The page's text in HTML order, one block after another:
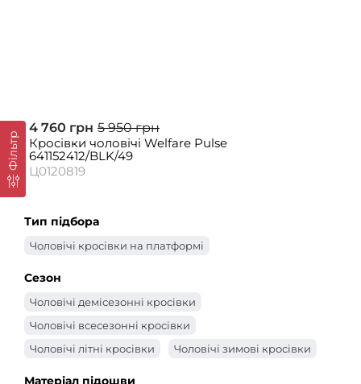
Фільтр
4 760 грн 5 950 грн
Кросівки чоловічі Welfare Pulse
641152412/BLK/49
Ц0120819
Тип підбора
Чоловічі кросівки на платформі
Сезон
Чоловічі демісезонні кросівки
Чоловічі всесезонні кросівки
Чоловічі літні кросівки
Чоловічі зимові кросівки
Матеріал підошви